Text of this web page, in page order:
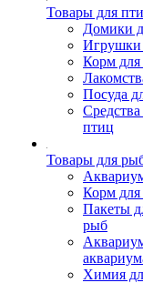
Товары для
Домики
Игрушки
Корм для
Посуда
птиц
Товары для
Корм
Пакеты
рыб
Химия